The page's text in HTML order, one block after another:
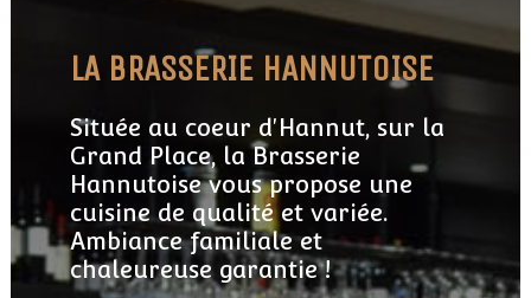
LA BRASSERIE HANNUTOISE
Située au coeur d'Hannut, sur la
Grand Place, la Brasserie
Hannutoise vous propose une
cuisine de qualité et variée.
Ambiance familiale et
chaleureuse garantie !